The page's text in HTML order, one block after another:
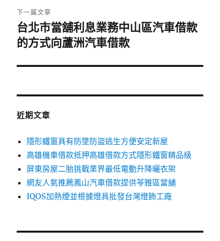
章:
下一篇文章
下
一
文
台北市當舖利息業務中山區汽車借款
的方式向蘆洲汽車借款
近期文章
隱形鐵窗具有防墜防盜逃生方便安定新屋
高雄機車借款抵押高雄借款方式隱形鐵窗精品級
屏東房屋二胎挑戰業界最低電動升降曬衣架
網友人氣推薦鳳山汽車借款提供苓雅區當舖
IQOS加熱煙並根據燈具批發台灣燈飾工廠